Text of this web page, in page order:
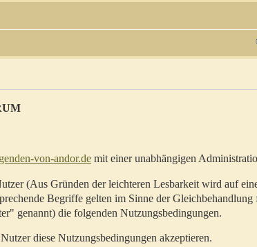
von-andor.de mit einer unabhängigen
(Aus Gründen der leichteren Lesbarkeit wird auf
Begriffe gelten im Sinne der Gleichbehandlung
genannt) die folgenden Nutzungsbedingungen.
diese Nutzungsbedingungen akzeptieren.